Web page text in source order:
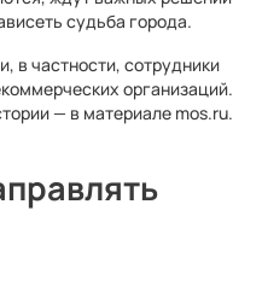
судьба города.
в частности, сотрудники
организаций.
— в материале mos.ru.